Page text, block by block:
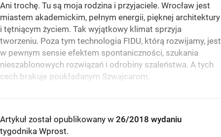
Ani trochę. Tu są moja rodzina i przyjaciele. Wrocław jest
miastem akademickim, pełnym energii, pięknej architektury
i tętniącym życiem. Tak wyjątkowy klimat sprzyja
tworzeniu. Poza tym technologia FIDU, którą rozwijamy, jest
w pewnym sensie efektem spontaniczności, szukania
nieszablonowych rozwiązań i odrobiny szaleństwa. A tych
cech brakuje poukładanym Szwajcarom.
Artykuł został opublikowany w 26/2018 wydaniu
tygodnika Wprost.